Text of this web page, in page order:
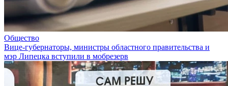
Общество
Вице-губернаторы, министры областного правительства и
мэр Липецка вступили в мобрезерв